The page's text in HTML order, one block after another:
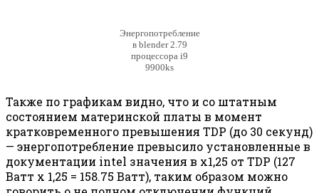
Энергопотребление
в blender 2.79
процессора i9
9900ks
Также по графикам видно, что и со штатным
состоянием материнской платы в момент
кратковременного превышения TDP (до 30 секунд)
— энергопотребление превысило установленные в
документации intel значения в х1,25 от TDP (127
Ватт х 1,25 = 158.75 Ватт), таким образом можно